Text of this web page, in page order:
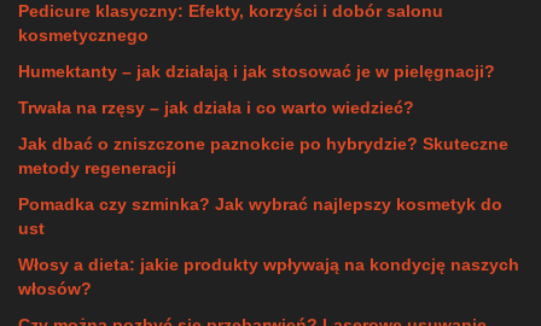
Pedicure klasyczny: Efekty, korzyści i dobór salonu
kosmetycznego
Humektanty – jak działają i jak stosować je w pielęgnacji?
Trwała na rzęsy – jak działa i co warto wiedzieć?
Jak dbać o zniszczone paznokcie po hybrydzie? Skuteczne
metody regeneracji
Pomadka czy szminka? Jak wybrać najlepszy kosmetyk do
ust
Włosy a dieta: jakie produkty wpływają na kondycję naszych
włosów?